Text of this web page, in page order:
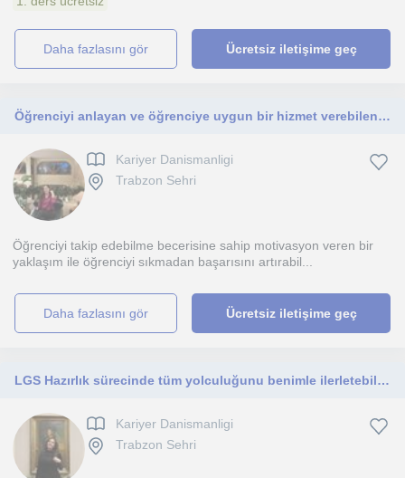
daha fazlasını gör Ücretsiz iletişime geç
Öğrenciyi anlayan ve öğrenciye uygun bir hizmet verebilen bir yaklaşıma sahibim.
Kariyer Danismanligi
Trabzon Sehri
Öğrenciyi takip edebilme becerisine sahip motivasyon veren bir
yaklaşım ile öğrenciyi sıkmadan başarısını artırabil...
daha fazlasını gör Ücretsiz iletişime geç
LGS Hazırlık sürecinde tüm yolculuğunu benimle ilerletebilirsin
Kariyer Danismanligi
Trabzon Sehri